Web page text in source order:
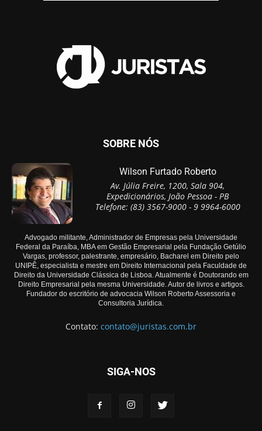
SOBRE NÓS
Wilson Furtado Roberto
Av. Júlia Freire, 1200, Sala 904,
Expedicionários, João Pessoa - PB
Telefone: (83) 3567-9000 - 9 9964-6000
Advogado militante, Administrador de Empresas pela Universidade
Federal da Paraíba, MBA em Gestão Empresarial pela Fundação Getúlio
Vargas, professor, palestrante, empresário, Bacharel em Direito pelo
UNIPÊ, especialista e mestre em Direito Internacional pela Faculdade de
Direito da Universidade Clássica de Lisboa. Atualmente é Doutorando em
Direito Empresarial pela mesma Universidade. Autor de livros e artigos.
Fundador do escritório de advocacia Wilson Roberto Assessoria e
Consultoria Jurídica.
Contato: contato@juristas.com.br
SIGA-NOS